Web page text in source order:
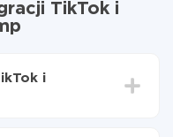
TikTok i
i